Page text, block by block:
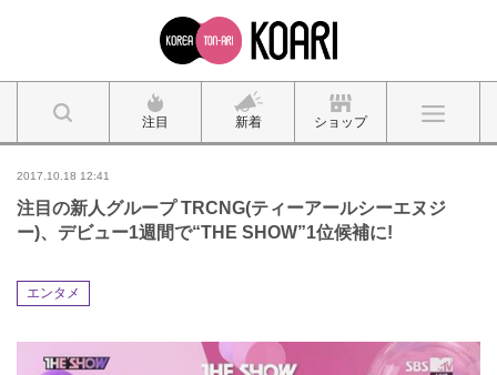
注目 新着 ショップ
2017.10.18 12:41
注目の新人グループ TRCNG(ティーアールシーエヌジ
ー)、デビュー1週間で“THE SHOW”1位候補に!
エンタメ